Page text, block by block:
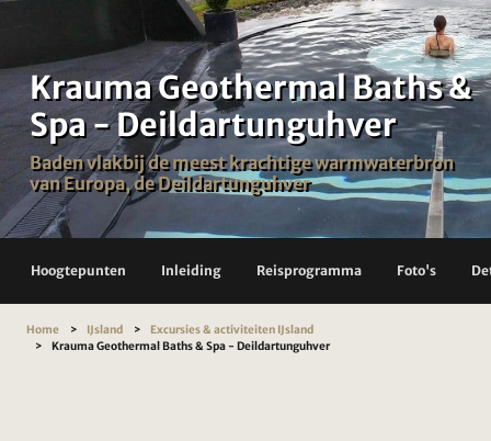
Krauma Geothermal Baths &
Spa - Deildartunguhver
Baden vlakbij de meest krachtige warmwaterbron
van Europa, de Deildartunguhver
Hoogtepunten Inleiding Reisprogramma Foto's
Home IJsland
Excursies & activiteiten IJsland
Krauma Geothermal Baths & Spa - Deildartunguhver